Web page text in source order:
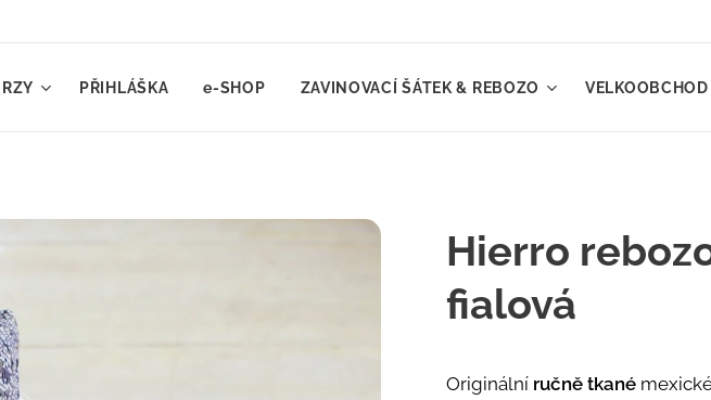
PŘIHLÁŠKA e-SHOP ZAVINOVACÍ ŠÁTEK & REBOZO VELKOOBCHOD
Hierro
fialová
Originální ručně tkané